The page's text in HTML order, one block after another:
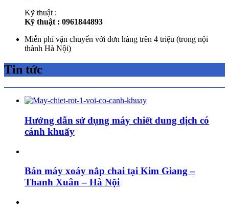
Kỹ thuật :
Kỹ thuật : 0961844893
Miễn phí vận chuyển với đơn hàng trên 4 triệu (trong nội
thành Hà Nội)
Tin tức
Hướng dẫn sử dụng máy chiết dung dịch có
cánh khuấy
Bán máy xoáy nắp chai tại Kim Giang –
Thanh Xuân – Hà Nội